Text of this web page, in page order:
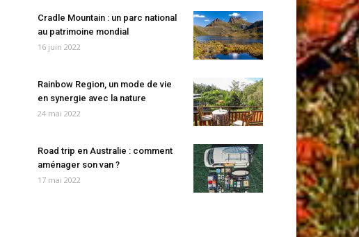
Cradle Mountain : un parc national
au patrimoine mondial
16 juin 2022
Rainbow Region, un mode de vie
en synergie avec la nature
24 mai 2022
Road trip en Australie : comment
aménager son van ?
17 mai 2022